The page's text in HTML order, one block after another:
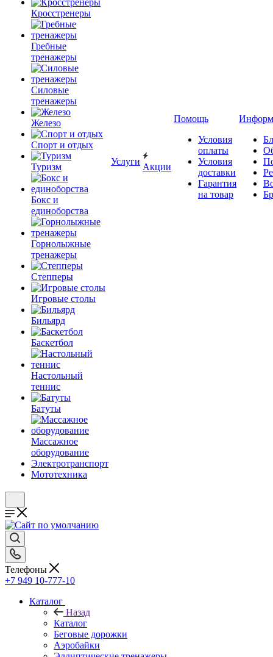
Кросстренеры
Гребные
тренажеры
Силовые
тренажеры
Железо
Спорт и отдых
Туризм
Бокс и
единоборства
Горнолыжные
тренажеры
Степперы
Игровые столы
Бильярд
Баскетбол
Настольный
теннис
Батуты
Массажное
оборудование
Электротранспорт
Мототехника
Услуги
Акции
Помощь
Условия
оплаты
Условия
доставки
Гарантия
на товар
Телефоны
+7 949 10-777-10
Каталог
Назад
Каталог
Беговые дорожки
Аэробайки